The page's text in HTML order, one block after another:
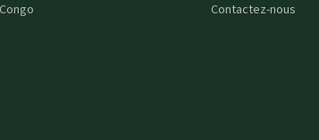
Contactez-nous